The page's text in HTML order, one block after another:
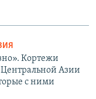
Кортежи
Азии
с ними